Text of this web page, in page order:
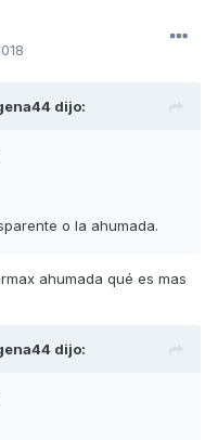
dijo:
o la ahumada.
ahumada qué es mas
dijo: